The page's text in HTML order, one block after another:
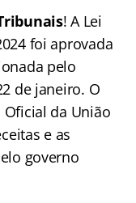
! A Lei
foi aprovada
pelo
de janeiro. O
da União
e as
governo